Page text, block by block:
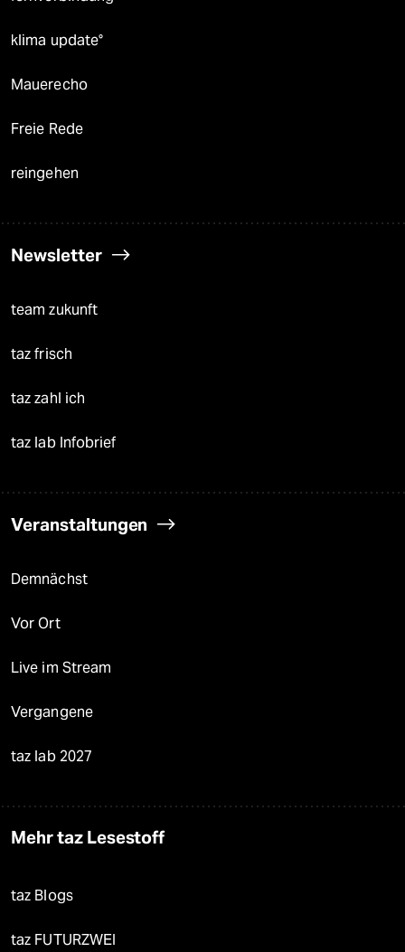
klima update°
Mauerecho
Freie Rede
reingehen
Newsletter
team zukunft
taz frisch
taz zahl ich
taz lab Infobrief
Veranstaltungen
Demnächst
Vor Ort
Live im Stream
Vergangene
taz lab 2027
Mehr taz Lesestoff
taz Blogs
taz FUTURZWEI